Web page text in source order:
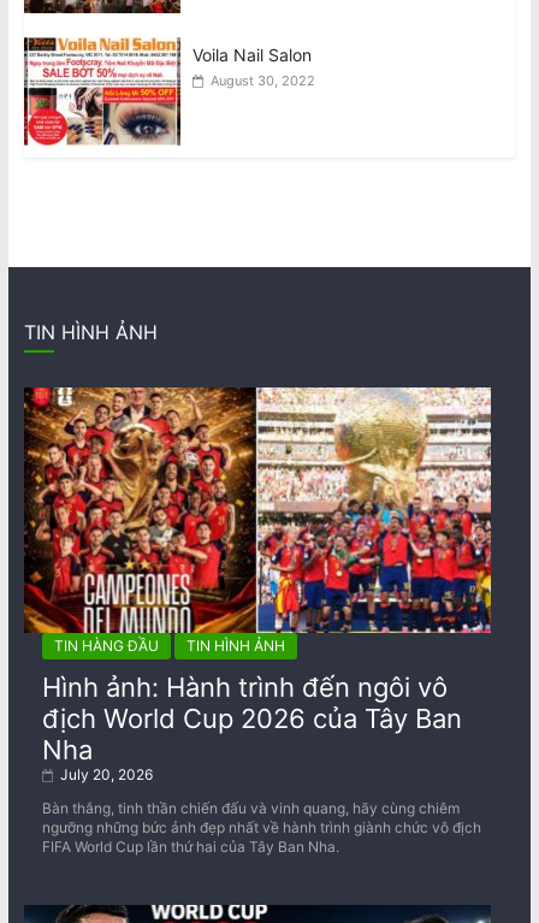
Voila Nail Salon
August 30, 2022
TIN HÌNH ẢNH
TIN HÀNG ĐẦU TIN HÌNH ẢNH
Hình ảnh: Hành trình đến ngôi vô
địch World Cup 2026 của Tây Ban
Nha
July 20, 2026
Bàn thắng, tinh thần chiến đấu và vinh quang, hãy cùng chiêm
ngưỡng những bức ảnh đẹp nhất về ​​hành trình giành chức vô địch
FIFA World Cup lần thứ hai của Tây Ban Nha.